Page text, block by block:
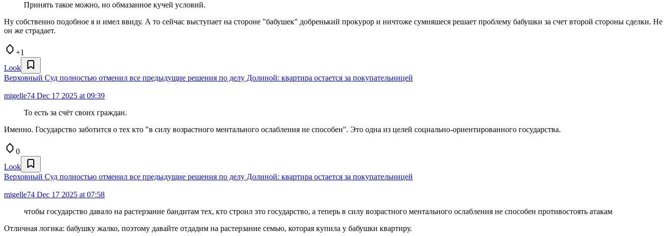
Принять такое можно, но обмазанное кучей условий.
Ну собственно подобное я и имел ввиду. А то сейчас выступает на стороне "бабушек" добренький прокурор и ничтоже сумняшеся решает проблему бабушки за счет второй стороны сделки. Не
он же страдает.
+1
Look
Верховный Суд полностью отменил все предыдущие решения по делу Долиной: квартира остается за покупательницей
migelle74 Dec 17 2025 at 09:39
То есть за счёт своих граждан.
Именно. Государство заботится о тех кто "в силу возрастного ментального ослабления не способен". Это одна из целей социально-ориентированного государства.
0
Look
Верховный Суд полностью отменил все предыдущие решения по делу Долиной: квартира остается за покупательницей
migelle74 Dec 17 2025 at 07:58
чтобы государство давало на растерзание бандитам тех, кто строил это государство, а теперь в силу возрастного ментального ослабления не способен противостоять атакам
Отличная логика: бабушку жалко, поэтому давайте отдадим на растерзание семью, которая купила у бабушки квартиру.